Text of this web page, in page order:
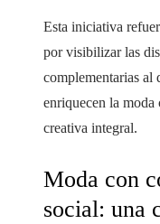
Esta iniciativa
por visibilizar las
complementarias al
enriquecen la moda
creativa integral.
Moda con
social: una